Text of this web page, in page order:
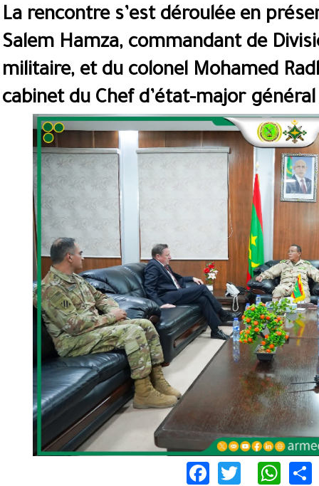
La rencontre s’est déroulée en
Salem Hamza, commandant de
militaire, et du colonel Mohamed
cabinet du Chef d’état-major
Facebook
Twitter